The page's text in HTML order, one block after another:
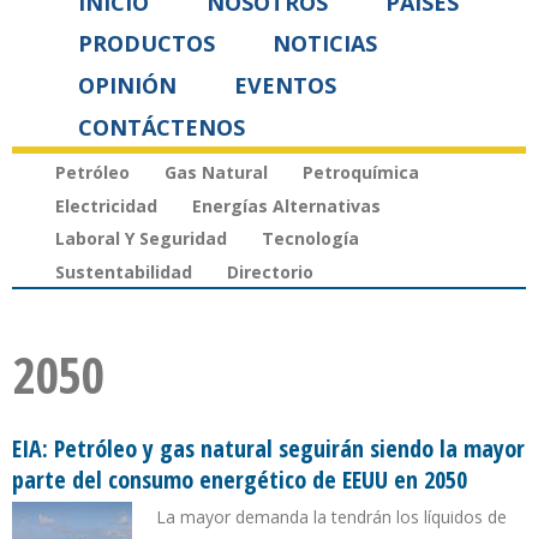
PRODUCTOS
NOTICIAS
OPINIÓN
EVENTOS
CONTÁCTENOS
Petróleo Gas Natural
Petroquímica
Electricidad
Energías Alternativas
Laboral Y Seguridad
Tecnología
Sustentabilidad
Directorio
2050
EIA: Petróleo y gas natural seguirán siendo la mayor
parte del consumo energético de EEUU en 2050
La mayor demanda la tendrán los líquidos de